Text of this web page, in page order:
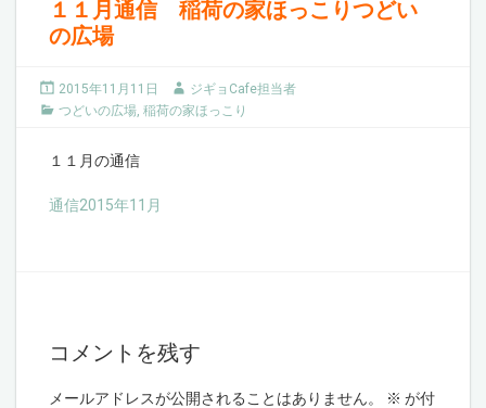
１１月通信 稲荷の家ほっこりつどい
の広場
2015年11月11日
ジギョCafe担当者
つどいの広場, 稲荷の家ほっこり
１１月の通信
通信2015年11月
コメントを残す
メールアドレスが公開されることはありません。 ※ が付